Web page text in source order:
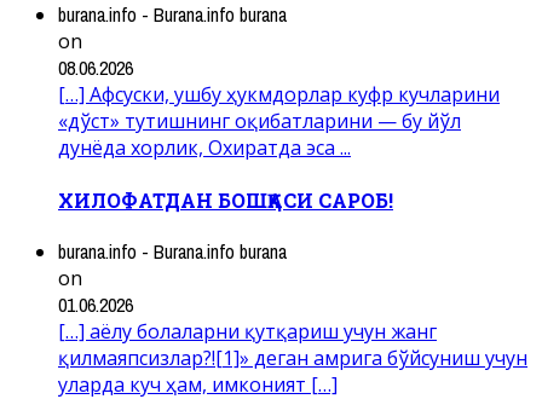
burana.info - Burana.info burana
on
08.06.2026
[…] Афсуски, ушбу ҳукмдорлар куфр кучларини
«дўст» тутишнинг оқибатларини — бу йўл
дунёда хорлик, Охиратда эса ...
ХИЛОФАТДАН БОШҚАСИ САРОБ!
burana.info - Burana.info burana
on
01.06.2026
[…] аёлу болаларни қутқариш учун жанг
қилмаяпсизлар?![1]» деган амрига бўйсуниш учун
уларда куч ҳам, имконият […]